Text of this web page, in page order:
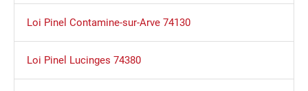
Loi Pinel Contamine-sur-Arve 74130
Loi Pinel Lucinges 74380